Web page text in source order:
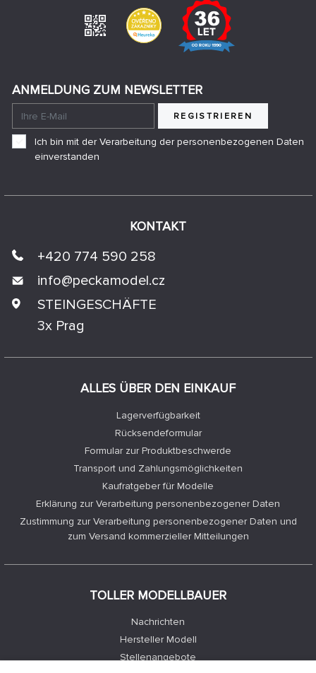
ALLES ÜBER DEN EINKAUF
Lagerverfügbarkeit
Rücksendeformular
Formular zur Produktbeschwerde
Transport und Zahlungsmöglichkeiten
Kaufratgeber für Modelle
Erklärung zur Verarbeitung personenbezogener Daten
Zustimmung zur Verarbeitung personenbezogener Daten und
zum Versand kommerzieller Mitteilungen
TOLLER MODELLBAUER
Nachrichten
Hersteller Modell
Stellenangebote
KONTAKT
+420 774 590 258
info@peckamodel.cz
STEINGESCHÄFTE
3x Prag
ANMELDUNG ZUM NEWSLETTER
REGISTRIEREN
Ich bin mit der Verarbeitung der personenbezogenen Daten
einverstanden